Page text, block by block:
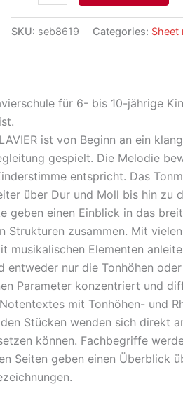
Klavier
Heft
1
(mit
CD
Heft
und
2)
aantal
SKU: seb8619 Categories: Sheet
für 6- bis 10-jährige
ist von Beginn an ein
gespielt. Die Melodie
entspricht. Das
über Dur und Moll bis hin zu
geben einen Einblick in das
Strukturen zusammen. Mit
musikalischen Elementen
entweder nur die Tonhöhen
Parameter konzentriert und
mit Tonhöhen- und
Stücken wenden sich direkt
können. Fachbegriffe
Seiten geben einen Überblick